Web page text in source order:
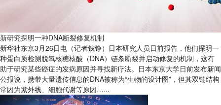
新研究探明一种DNA断裂修复机制
新华社东京3月26日电（记者钱铮）日本研究人员日前报告，他们探明一
种蛋白质检测脱氧核糖核酸（DNA）链条断裂并启动修复的机制，这有
助于研究某些癌症的发病原因并寻找新疗法。日本东京大学日前发布新闻
公报说，携带大量遗传信息的DNA被称为“生物的设计图”，但其双链结构
常因为紫外线、细胞代谢等原因…...